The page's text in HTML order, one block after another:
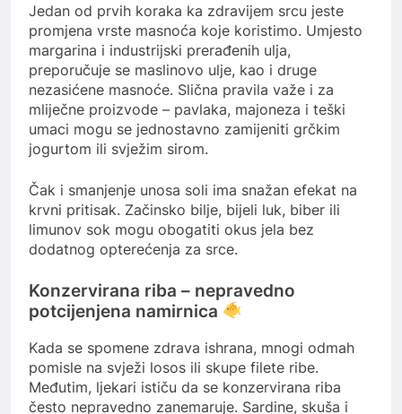
Jedan od prvih koraka ka zdravijem srcu jeste
promjena vrste masnoća koje koristimo. Umjesto
margarina i industrijski prerađenih ulja,
preporučuje se maslinovo ulje, kao i druge
nezasićene masnoće. Slična pravila važe i za
mliječne proizvode – pavlaka, majoneza i teški
umaci mogu se jednostavno zamijeniti grčkim
jogurtom ili svježim sirom.
Čak i smanjenje unosa soli ima snažan efekat na
krvni pritisak. Začinsko bilje, bijeli luk, biber ili
limunov sok mogu obogatiti okus jela bez
dodatnog opterećenja za srce.
Konzervirana riba – nepravedno
potcijenjena namirnica
Kada se spomene zdrava ishrana, mnogi odmah
pomisle na svježi losos ili skupe filete ribe.
Međutim, ljekari ističu da se konzervirana riba
često nepravedno zanemaruje. Sardine, skuša i